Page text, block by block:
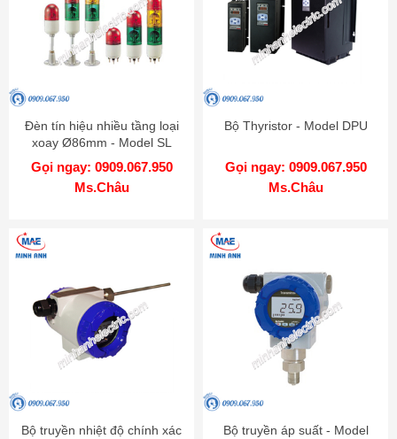
Đèn tín hiệu nhiều tầng loại
xoay Ø86mm - Model SL
Gọi ngay: 0909.067.950
Ms.Châu
Bộ Thyristor - Model DPU
Gọi ngay: 0909.067.950
Ms.Châu
Bộ truyền nhiệt độ chính xác
Bộ truyền áp suất - Model